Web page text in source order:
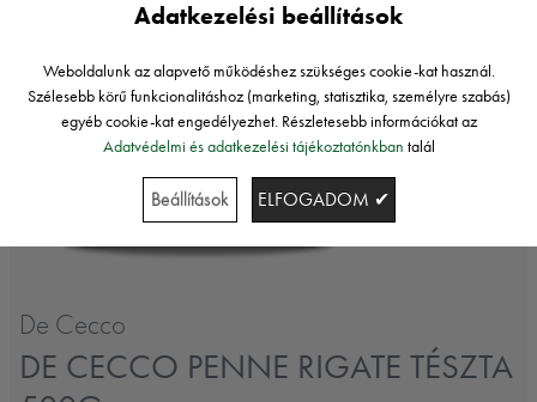
De Cecco
DE CECCO PENNE RIGATE TÉSZTA
Adatkezelési beállítások
Weboldalunk az alapvető működéshez szükséges cookie-kat használ.
Szélesebb körű funkcionalitáshoz (marketing, statisztika, személyre szabás)
egyéb cookie-kat engedélyezhet. Részletesebb információkat az
Adatvédelmi és adatkezelési tájékoztatónkban talál
Beállítások ELFOGADOM ✔